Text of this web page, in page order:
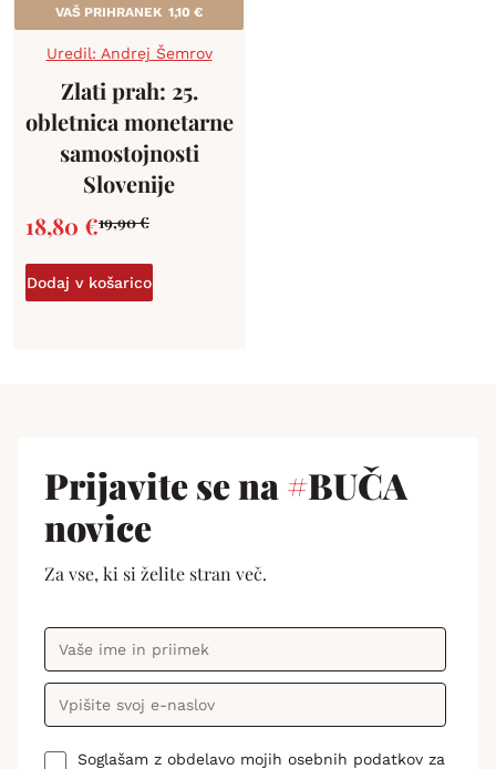
VAŠ PRIHRANEK 1,10 €
Uredil: Andrej Šemrov
Zlati prah: 25.
obletnica monetarne
samostojnosti
Slovenije
19,90€
18,80 €
Dodaj v košarico
Prijavite se na#BUČA
novice
Za vse, ki si želite stran več.
Soglašam z obdelavo mojih osebnih podatkov za